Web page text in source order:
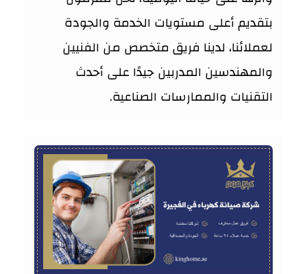
بتقديم أعلى مستويات الخدمة والجودة
لعملائنا، لدينا فريق متخصص من الفنيين
والمهندسين المدربين جيدًا على أحدث
التقنيات والممارسات الصناعية.